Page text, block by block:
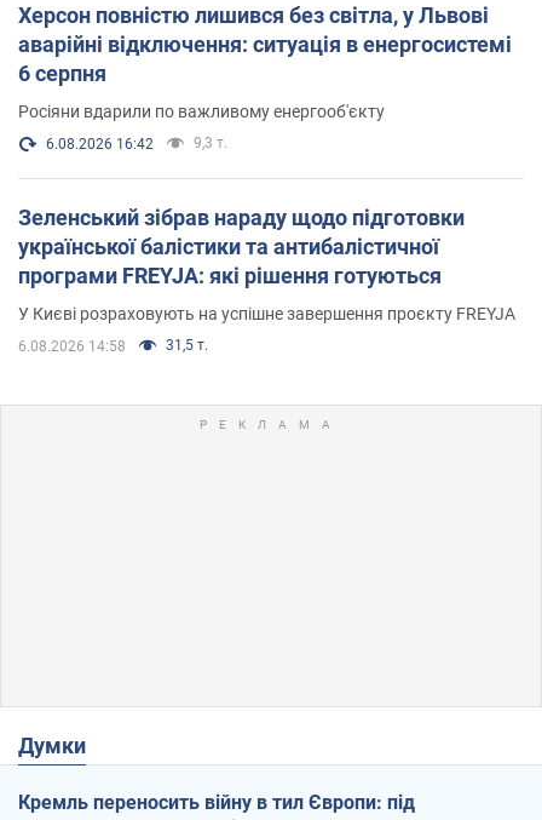
Херсон повністю лишився без світла, у Львові
аварійні відключення: ситуація в енергосистемі
6 серпня
Росіяни вдарили по важливому енергооб'єкту
6.08.2026 16:42 9,3 т.
Зеленський зібрав нараду щодо підготовки
української балістики та антибалістичної
програми FREYJA: які рішення готуються
У Києві розраховують на успішне завершення проєкту FREYJA
6.08.2026 14:58 31,5 т.
Думки
Кремль переносить війну в тил Європи: під